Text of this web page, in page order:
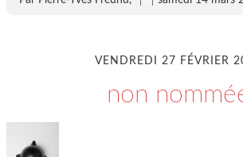
VENDREDI 27 FÉVRIER
non